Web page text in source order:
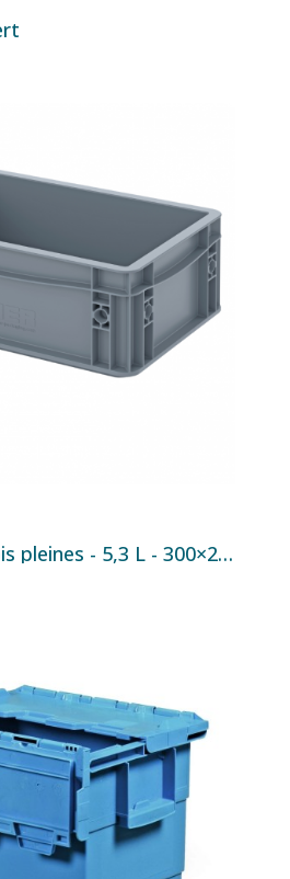
Bac Euro à parois pleines - 5,3 L - 300×200×120 mm